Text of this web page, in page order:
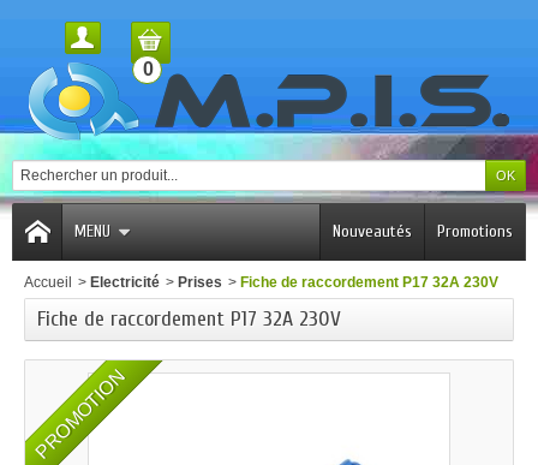
0
MENU Promotions
Nouveautés
Accueil > Electricité > Prises > Fiche de raccordement P17 32A 230V
Fiche de raccordement P17 32A 230V
PROMOTION